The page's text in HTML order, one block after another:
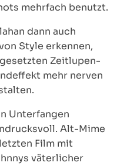
mehrfach benutzt.
dann auch
Style erkennen,
Zeitlupen-
mehr nerven
Unterfangen
Alt-Mime
Film mit
väterlicher